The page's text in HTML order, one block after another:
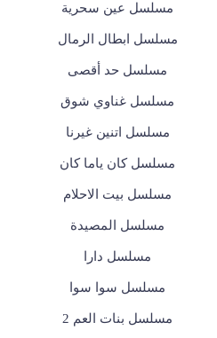
مسلسل عين سحرية
مسلسل ابطال الرمال
مسلسل حد أقصى
مسلسل غناوي شوق
مسلسل اتنين غيرنا
مسلسل كان ياما كان
مسلسل بيت الاحلام
مسلسل المصيدة
مسلسل دارا
مسلسل سوا سوا
مسلسل بنات العم 2